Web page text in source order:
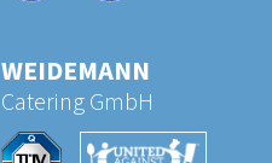
WEIDEMANN
Catering GmbH